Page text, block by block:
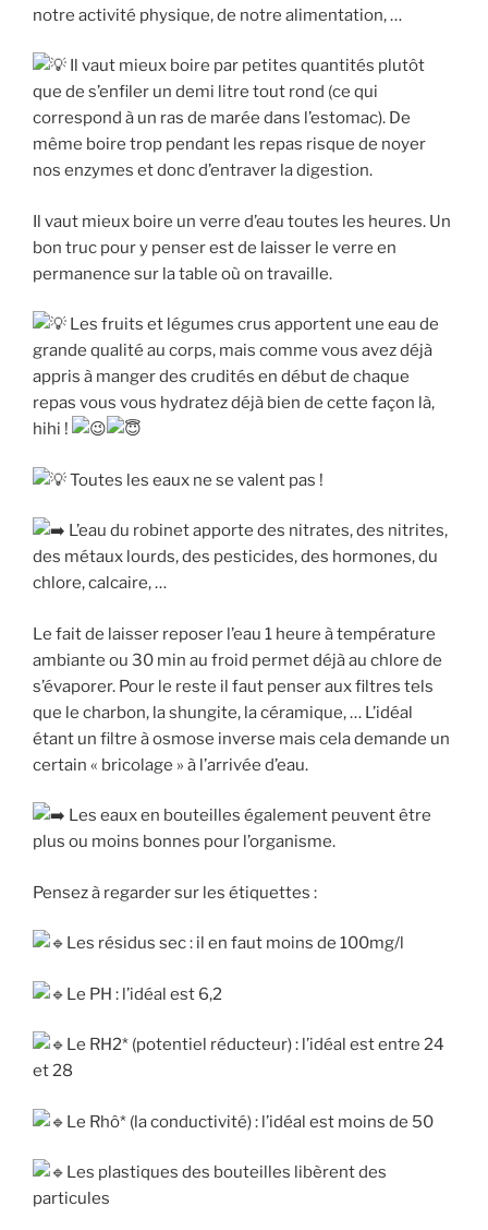
notre activité physique, de notre alimentation, …
Il vaut mieux boire par petites quantités plutôt
que de s’enfiler un demi litre tout rond (ce qui
correspond à un ras de marée dans l’estomac). De
même boire trop pendant les repas risque de noyer
nos enzymes et donc d’entraver la digestion.
Il vaut mieux boire un verre d’eau toutes les heures. Un
bon truc pour y penser est de laisser le verre en
permanence sur la table où on travaille.
Les fruits et légumes crus apportent une eau de
grande qualité au corps, mais comme vous avez déjà
appris à manger des crudités en début de chaque
repas vous vous hydratez déjà bien de cette façon là,
hihi !
Toutes les eaux ne se valent pas !
L’eau du robinet apporte des nitrates, des nitrites,
des métaux lourds, des pesticides, des hormones, du
chlore, calcaire, …
Le fait de laisser reposer l’eau 1 heure à température
ambiante ou 30 min au froid permet déjà au chlore de
s’évaporer. Pour le reste il faut penser aux filtres tels
que le charbon, la shungite, la céramique, … L’idéal
étant un filtre à osmose inverse mais cela demande un
certain « bricolage » à l’arrivée d’eau.
Les eaux en bouteilles également peuvent être
plus ou moins bonnes pour l’organisme.
Pensez à regarder sur les étiquettes :
Les résidus sec : il en faut moins de 100mg/l
Le PH : l’idéal est 6,2
Le RH2* (potentiel réducteur) : l’idéal est entre 24
et 28
Le Rhô* (la conductivité) : l’idéal est moins de 50
Les plastiques des bouteilles libèrent des
particules